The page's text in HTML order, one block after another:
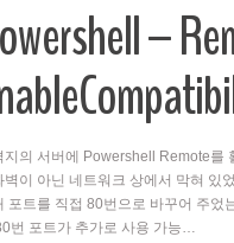
–
지의 서버에 Powershell Remote를
벽이 아닌 네트워크 상에서 막혀 있
포트를 직접 80번으로 바꾸어 주
번 포트가 추가로 사용 가능…